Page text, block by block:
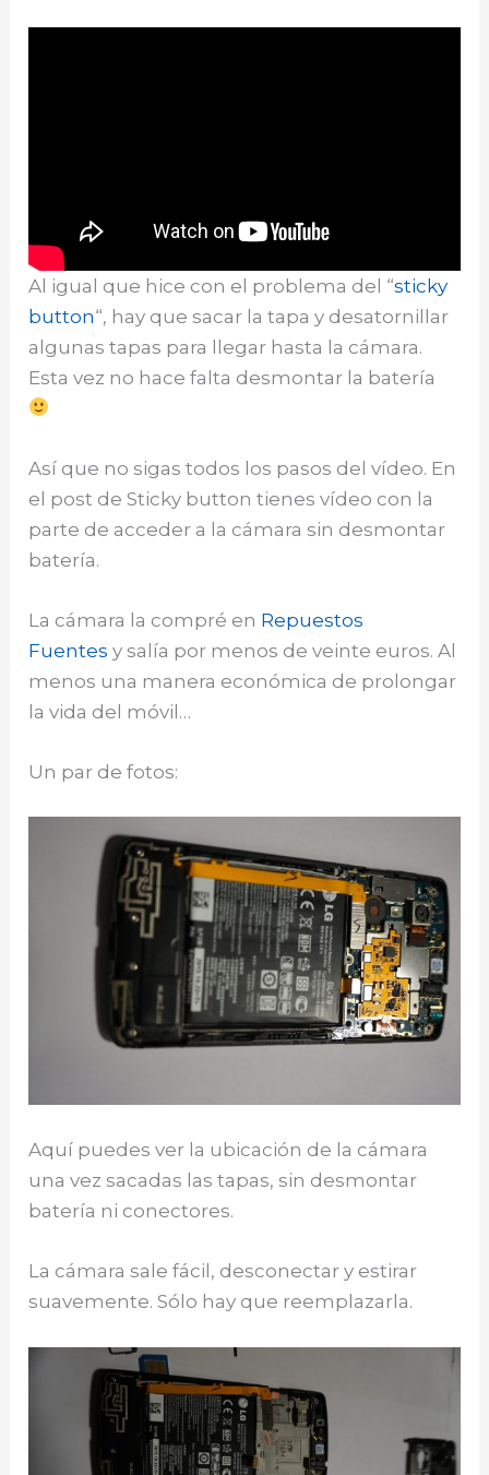
Al igual que hice con el problema del “sticky
button“, hay que sacar la tapa y desatornillar
algunas tapas para llegar hasta la cámara.
Esta vez no hace falta desmontar la batería
Así que no sigas todos los pasos del vídeo. En
el post de Sticky button tienes vídeo con la
parte de acceder a la cámara sin desmontar
batería.
La cámara la compré en Repuestos
Fuentes y salía por menos de veinte euros. Al
menos una manera económica de prolongar
la vida del móvil…
Un par de fotos:
Aquí puedes ver la ubicación de la cámara
una vez sacadas las tapas, sin desmontar
batería ni conectores.
La cámara sale fácil, desconectar y estirar
suavemente. Sólo hay que reemplazarla.